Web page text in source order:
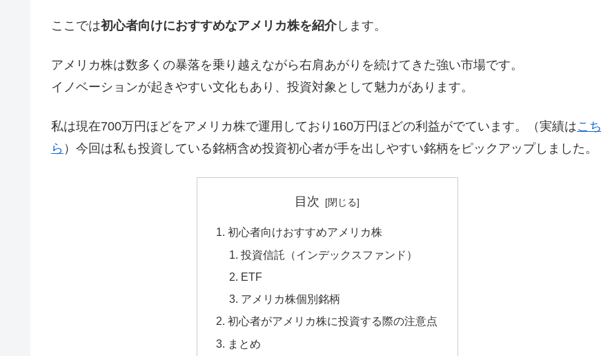
ここでは初心者向けにおすすめなアメリカ株を紹介します。
アメリカ株は数多くの暴落を乗り越えながら右肩あがりを続けてきた強い市場です。
イノベーションが起きやすい文化もあり、投資対象として魅力があります。
私は現在700万円ほどをアメリカ株で運用しており160万円ほどの利益がでています。（実績はこち
ら ）今回は私も投資している銘柄含め投資初心者が手を出しやすい銘柄をピックアップしました。
目次
初心者向けおすすめアメリカ株
投資信託（インデックスファンド）
ETF
アメリカ株個別銘柄
初心者がアメリカ株に投資する際の注意点
まとめ